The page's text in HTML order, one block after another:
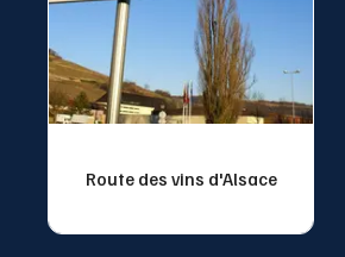
Route des vins d'Alsace